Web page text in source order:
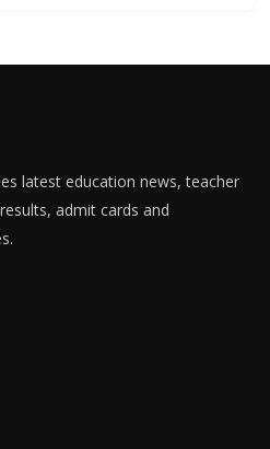
latest education news, teacher
admit cards and